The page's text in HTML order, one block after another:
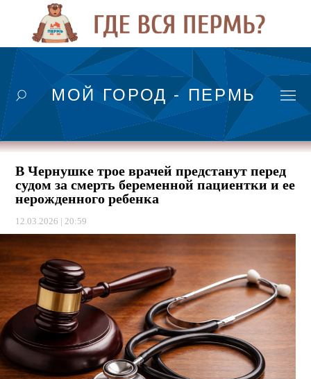
МОЙ ГОРОД - ПЕРМЬ
В Чернушке трое врачей предстанут перед
судом за смерть беременной пациентки и ее
нерожденного ребенка
12.03.2026 | 20:59